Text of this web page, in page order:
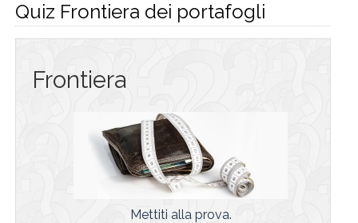
Quiz Frontiera dei portafogli
Frontiera
Mettiti alla prova.